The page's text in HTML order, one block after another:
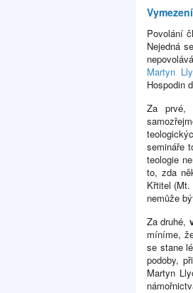
Povolání
Nejedná
Martyn
Hospodin
Za prvé,
semináře
teologie
to, zda
Křtitel
nemůže
Za druhé,
míníme,
se stane
podoby,
Martyn